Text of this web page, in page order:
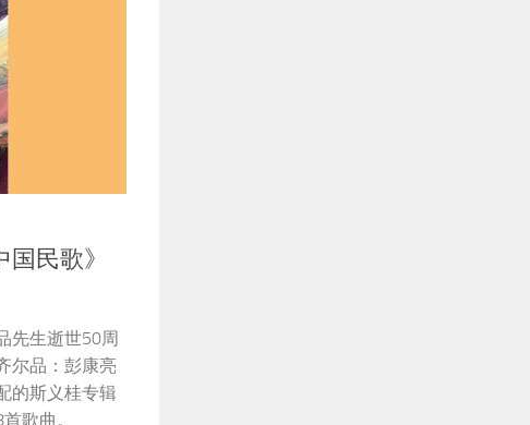
民歌》
先生逝世50周
尔品：彭康亮
的斯义桂专辑